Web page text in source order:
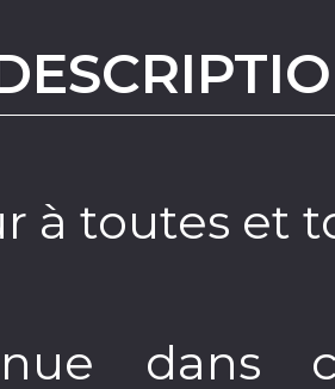
à toutes et
dans